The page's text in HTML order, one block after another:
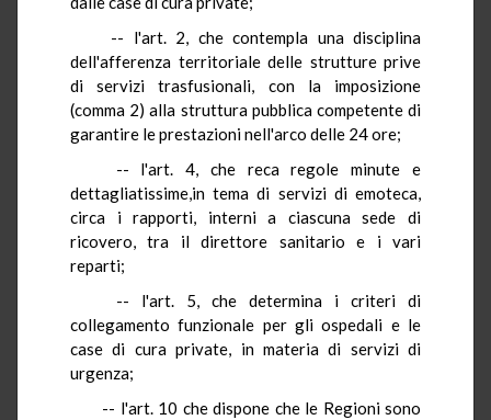
-- l'art. 2, che contempla una disciplina
dell'afferenza territoriale delle strutture prive
di servizi trasfusionali, con la imposizione
(comma 2) alla struttura pubblica competente di
garantire le prestazioni nell'arco delle 24 ore;
-- l'art. 4, che reca regole minute e
dettagliatissime,in tema di servizi di emoteca,
circa i rapporti, interni a ciascuna sede di
ricovero, tra il direttore sanitario e i vari
reparti;
-- l'art. 5, che determina i criteri di
collegamento funzionale per gli ospedali e le
case di cura private, in materia di servizi di
urgenza;
-- l'art. 10 che dispone che le Regioni sono